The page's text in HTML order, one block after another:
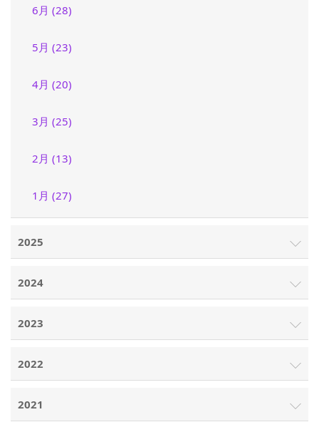
6月 (28)
5月 (23)
4月 (20)
3月 (25)
2月 (13)
1月 (27)
2025
2024
2023
2022
2021